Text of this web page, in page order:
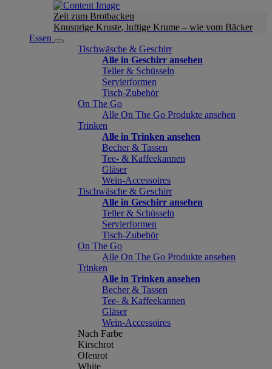
Zeit zum Brotbacken
Knusprige Kruste, luftige Krume – wie vom Bäcker
Essen
Tischwäsche & Geschirr
Alle in Geschirr ansehen
Teller & Schüsseln
Servierformen
Tisch-Zubehör
On The Go
Alle On The Go Produkte ansehen
Trinken
Alle in Trinken ansehen
Becher & Tassen
Tee- & Kaffeekannen
Gläser
Wein-Accessoires
Tischwäsche & Geschirr
Alle in Geschirr ansehen
Teller & Schüsseln
Servierformen
Tisch-Zubehör
On The Go
Alle On The Go Produkte ansehen
Trinken
Alle in Trinken ansehen
Becher & Tassen
Tee- & Kaffeekannen
Gläser
Wein-Accessoires
Nach Farbe
Kirschrot
Ofenrot
White